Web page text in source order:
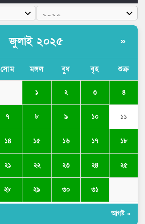
জুলাই ২০২৫ »
সোম মঙ্গল বুধ বৃহ শুক্র
১ ২ ৩ ৪
৭ ৮ ৯ ১০ ১১
১৪ ১৫ ১৬ ১৭ ১৮
২১ ২২ ২৩ ২৪ ২৫
২৮ ২৯ ৩০ ৩১
আগষ্ট »